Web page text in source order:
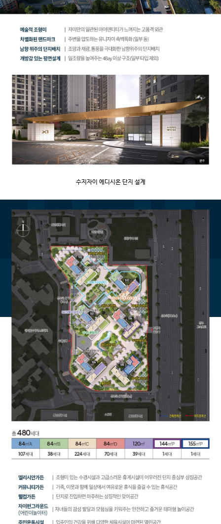
수지자이 에디시온 단지 설계